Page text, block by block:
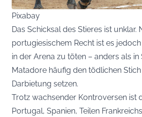
Pixabay
Das Schicksal des Stieres ist unklar.
portugiesischem Recht ist es
in der Arena zu töten – anders als in
Matadore häufig den tödlichen
Darbietung setzen.
Trotz wachsender Kontroversen ist
Portugal, Spanien, Teilen